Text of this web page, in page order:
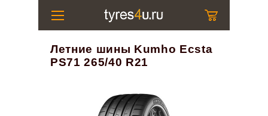
Летние шины Kumho Ecsta
PS71 265/40 R21